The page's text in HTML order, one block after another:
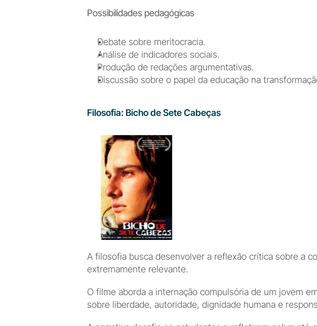
Possibilidades pedagógicas
Debate sobre meritocracia.
Análise de indicadores sociais.
Produção de redações argumentativas.
Discussão sobre o papel da educação na
Filosofia: Bicho de Sete Cabeças
A filosofia busca desenvolver a reflexão crítica sobre a
extremamente relevante.
O filme aborda a internação compulsória de um jovem
sobre liberdade, autoridade, dignidade humana e